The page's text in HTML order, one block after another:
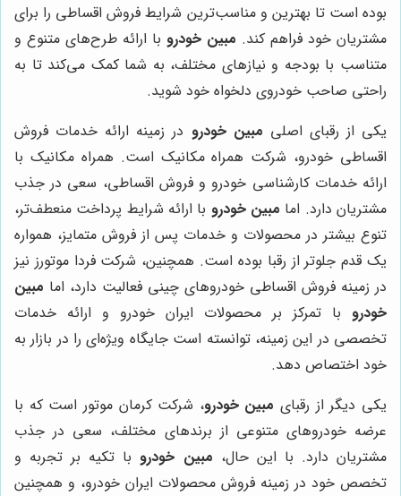
بوده است تا بهترین و مناسب‌ترین شرایط فروش اقساطی را برای
مشتریان خود فراهم کند. مبین خودرو با ارائه طرح‌های متنوع و
متناسب با بودجه و نیازهای مختلف، به شما کمک می‌کند تا به
راحتی صاحب خودروی دلخواه خود شوید.
یکی از رقبای اصلی مبین خودرو در زمینه ارائه خدمات فروش
اقساطی خودرو، شرکت همراه مکانیک است. همراه مکانیک با
ارائه خدمات کارشناسی خودرو و فروش اقساطی، سعی در جذب
مشتریان دارد. اما مبین خودرو با ارائه شرایط پرداخت منعطف‌تر،
تنوع بیشتر در محصولات و خدمات پس از فروش متمایز، همواره
یک قدم جلوتر از رقبا بوده است. همچنین، شرکت فردا موتورز نیز
در زمینه فروش اقساطی خودروهای چینی فعالیت دارد، اما مبین
خودرو با تمرکز بر محصولات ایران خودرو و ارائه خدمات
تخصصی در این زمینه، توانسته است جایگاه ویژه‌ای را در بازار به
خود اختصاص دهد.
یکی دیگر از رقبای مبین خودرو، شرکت کرمان موتور است که با
عرضه خودروهای متنوعی از برندهای مختلف، سعی در جذب
مشتریان دارد. با این حال، مبین خودروبا تکیه بر تجربه و
تخصص خود در زمینه فروش محصولات ایران خودرو، و همچنین